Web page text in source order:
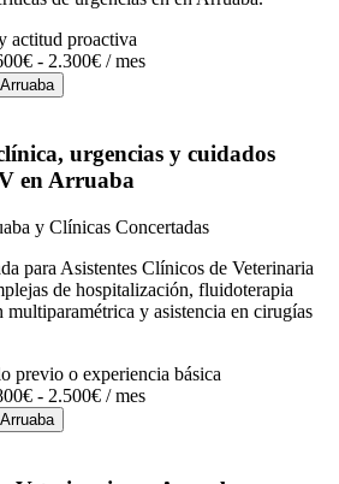
actitud proactiva
- 2.300€ / mes
urgencias y cuidados
en Arruaba
y Clínicas Concertadas
para Asistentes Clínicos de Veterinaria
de hospitalización, fluidoterapia
y asistencia en cirugías
previo o experiencia básica
- 2.500€ / mes